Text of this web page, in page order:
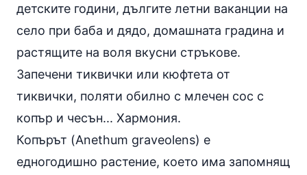
детските години, дългите летни ваканции на
село при баба и дядо, домашната градина и
растящите на воля вкусни стръкове.
Запечени тиквички или кюфтета от
тиквички, поляти обилно с млечен сос с
копър и чесън... Хармония.
Копърът (Anethum graveolens) е
едногодишно растение, което има запомнящ